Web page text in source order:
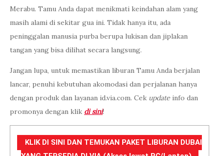
Merabu. Tamu Anda dapat menikmati keindahan alam yang
masih alami di sekitar gua ini. Tidak hanya itu, ada
peninggalan manusia purba berupa lukisan dan jiplakan
tangan yang bisa dilihat secara langsung.
Jangan lupa, untuk memastikan liburan Tamu Anda berjalan
lancar, penuhi kebutuhan akomodasi dan perjalanan hanya
dengan produk dan layanan id.via.com. Cek update info dan
promonya dengan klik di sini!
KLIK DI SINI DAN TEMUKAN PAKET LIBURAN DUBAI